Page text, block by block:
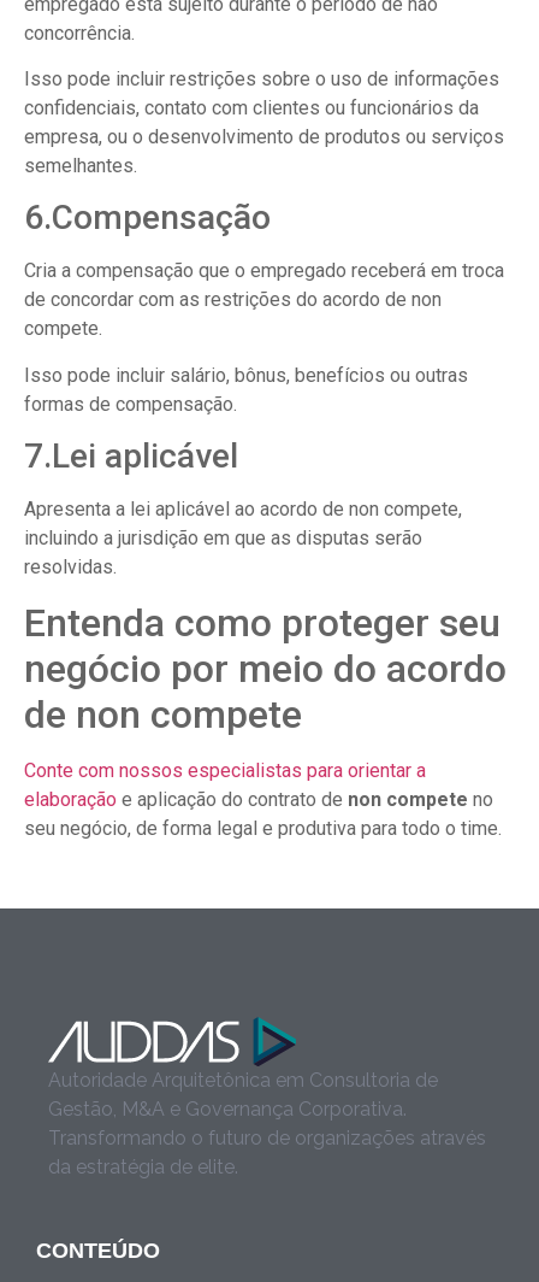
concorrência.
Isso pode incluir restrições sobre o uso de informações
confidenciais, contato com clientes ou funcionários da
empresa, ou o desenvolvimento de produtos ou serviços
semelhantes.
6.Compensação
Cria a compensação que o empregado receberá em troca
de concordar com as restrições do acordo de non
compete.
Isso pode incluir salário, bônus, benefícios ou outras
formas de compensação.
7.Lei aplicável
Apresenta a lei aplicável ao acordo de non compete,
incluindo a jurisdição em que as disputas serão
resolvidas.
Entenda como proteger seu
negócio por meio do acordo
de non compete
Conte com nossos especialistas para orientar a
elaboração e aplicação do contrato de non compete no
seu negócio, de forma legal e produtiva para todo o time.
Autoridade Arquitetônica em Consultoria de
Gestão, M&A e Governança Corporativa.
Transformando o futuro de organizações através
da estratégia de elite.
CONTEÚDO